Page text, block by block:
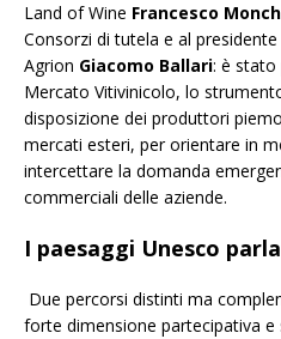
Land of Wine Francesco
Consorzi di tutela e al
Agrion Giacomo Ballari: è stato
Mercato Vitivinicolo, lo
disposizione dei produttori
mercati esteri, per orientare in
intercettare la domanda
commerciali delle aziende.
I paesaggi Unesco
Due percorsi distinti ma
forte dimensione partecipativa